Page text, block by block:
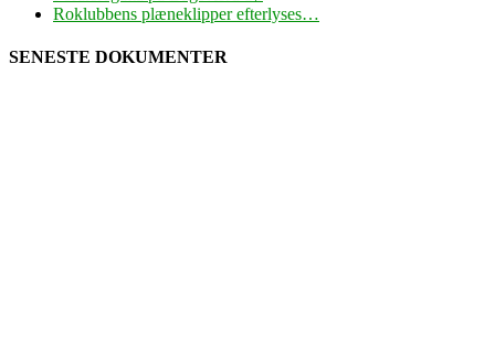
Roklubbens plæneklipper efterlyses…
SENESTE DOKUMENTER